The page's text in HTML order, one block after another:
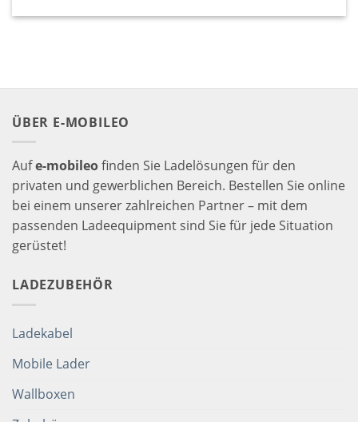
ÜBER E-MOBILEO
Aufe-mobileofinden Sie Ladelösungen für den
privaten und gewerblichen Bereich. Bestellen Sie online
bei einem unserer zahlreichen Partner – mit dem
passenden Ladeequipment sind Sie für jede Situation
gerüstet!
LADEZUBEHÖR
Ladekabel
Mobile Lader
Wallboxen